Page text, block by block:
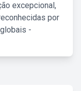
excepcional,
por
-